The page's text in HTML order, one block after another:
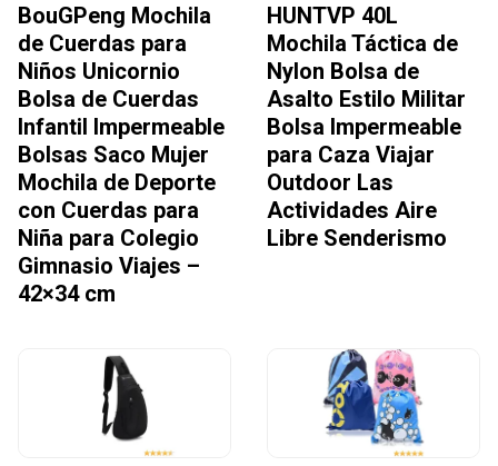
BouGPeng Mochila
de Cuerdas para
Niños Unicornio
Bolsa de Cuerdas
Infantil Impermeable
Bolsas Saco Mujer
Mochila de Deporte
con Cuerdas para
Niña para Colegio
Gimnasio Viajes –
42×34 cm
HUNTVP 40L
Mochila Táctica de
Nylon Bolsa de
Asalto Estilo Militar
Bolsa Impermeable
para Caza Viajar
Outdoor Las
Actividades Aire
Libre Senderismo